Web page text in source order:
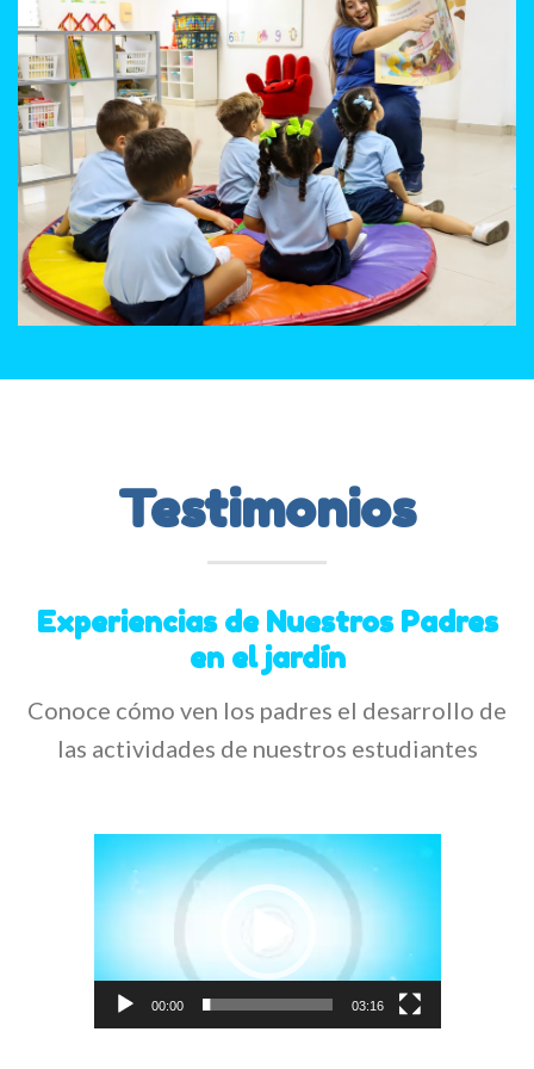
Testimonios
Experiencias de Nuestros Padres
en el jardín
Conoce cómo ven los padres el desarrollo de
las actividades de nuestros estudiantes
Reproductor
de
vídeo
00:00 03:16